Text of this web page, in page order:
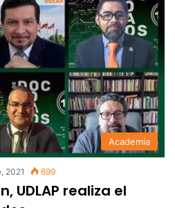
Academia
2021 699
UDLAP realiza el